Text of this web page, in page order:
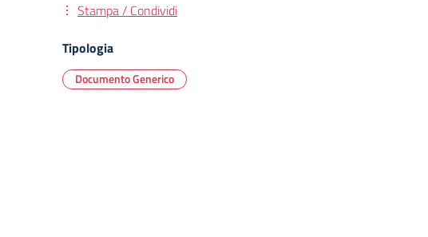
Stampa / Condividi
Tipologia
Documento Generico